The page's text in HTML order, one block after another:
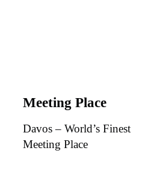
Meeting Place
Davos – World’s Finest
Meeting Place